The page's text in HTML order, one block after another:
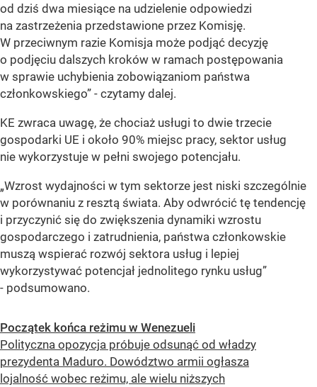
od dziś dwa miesiące na udzielenie odpowiedzi
na zastrzeżenia przedstawione przez Komisję.
W przeciwnym razie Komisja może podjąć decyzję
o podjęciu dalszych kroków w ramach postępowania
w sprawie uchybienia zobowiązaniom państwa
członkowskiego” - czytamy dalej.
KE zwraca uwagę, że chociaż usługi to dwie trzecie
gospodarki UE i około 90% miejsc pracy, sektor usług
nie wykorzystuje w pełni swojego potencjału.
„Wzrost wydajności w tym sektorze jest niski szczególnie
w porównaniu z resztą świata. Aby odwrócić tę tendencję
i przyczynić się do zwiększenia dynamiki wzrostu
gospodarczego i zatrudnienia, państwa członkowskie
muszą wspierać rozwój sektora usług i lepiej
wykorzystywać potencjał jednolitego rynku usług”
- podsumowano.
Początek końca reżimu w Wenezueli
Polityczna opozycja próbuje odsunąć od władzy
prezydenta Maduro. Dowództwo armii ogłasza
lojalność wobec reżimu, ale wielu niższych